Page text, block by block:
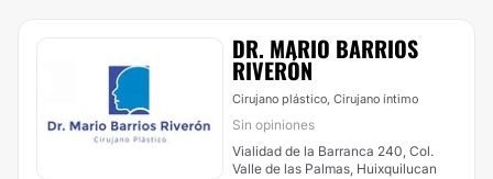
DR. MARIO BARRIOS
RIVERÓN
Cirujano plástico, Cirujano íntimo
Sin opiniones
Vialidad de la Barranca 240, Col.
Valle de las Palmas, Huixquilucan